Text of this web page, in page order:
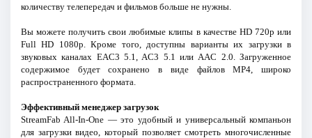
количеству телепередач и фильмов больше не нужны.
Вы можете получить свои любимые клипы в качестве HD 720p или
Full HD 1080p. Кроме того, доступны варианты их загрузки в
звуковых каналах EAC3 5.1, AC3 5.1 или AAC 2.0. Загруженное
содержимое будет сохранено в виде файлов MP4, широко
распространенного формата.
Эффективный менеджер загрузок
StreamFab All-In-One — это удобный и универсальный компаньон
для загрузки видео, который позволяет смотреть многочисленные